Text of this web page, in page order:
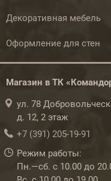
Декоративная мебель
Оформление для стен
Магазин в ТК
ул. 78
д. 12, 2 этаж
+7 (391) 205-19-91
Режим работы:
Пн.—сб. с 10.00 до